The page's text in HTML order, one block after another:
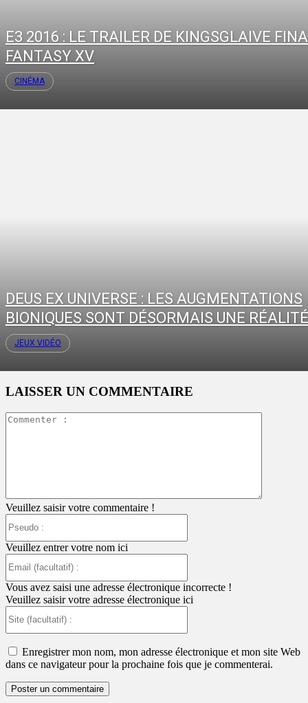
E3 2016 : LE TRAILER DE KINGSGLAIVE
FANTASY XV
CINÉMA
DEUS EX UNIVERSE : LES AUGMENTATIONS
BIONIQUES SONT DÉSORMAIS UNE RÉALITÉ
JEUX VIDÉO
LAISSER UN COMMENTAIRE
Veuillez saisir votre commentaire !
Veuillez entrer votre nom ici
:
Vous avez saisi une adresse électronique incorrecte !
Veuillez saisir votre adresse électronique ici
:
Enregistrer mon nom, mon adresse électronique et mon site Web
dans ce navigateur pour la prochaine fois que je commenterai.